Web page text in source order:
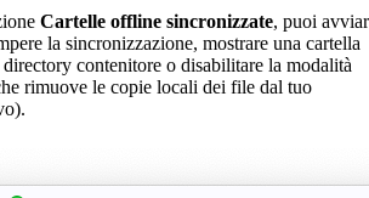
Cartelle offline sincronizzate, puoi
la sincronizzazione, mostrare una cartella
directory contenitore o disabilitare la modalità
rimuove le copie locali dei file dal tuo